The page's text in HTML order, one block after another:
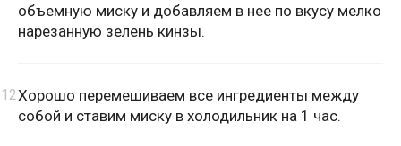
объемную миску и добавляем в нее по вкусу мелко
нарезанную зелень кинзы.
Хорошо перемешиваем все ингредиенты между
собой и ставим миску в холодильник на 1 час.